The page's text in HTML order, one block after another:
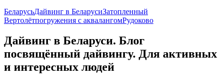
БеларусьДайвинг в БеларусиЗатопленный
Вертолётпогружения с аквалангомРудоково
Дайвинг в Беларуси. Блог
посвящённый дайвингу. Для активных
и интересных людей